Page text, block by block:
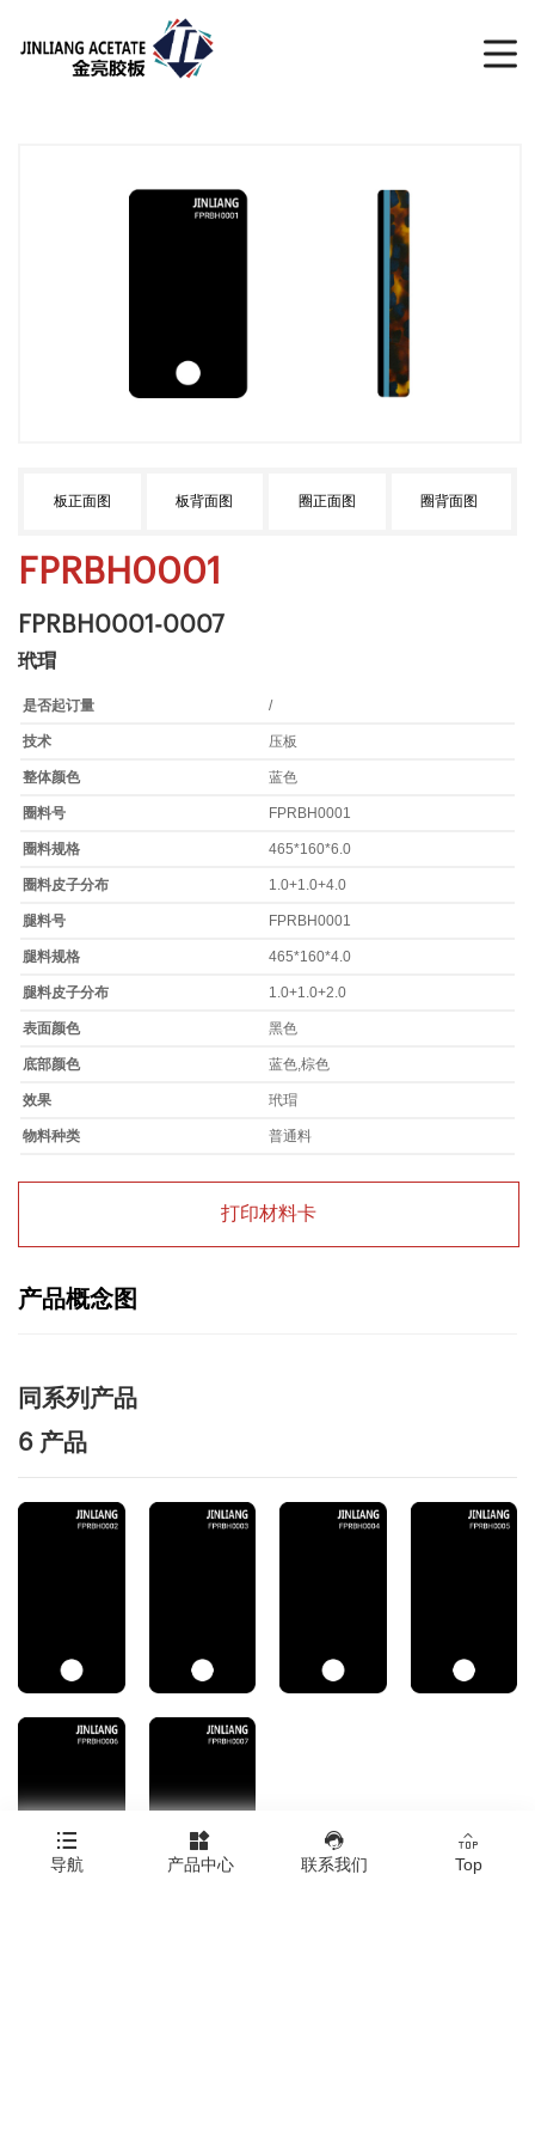
板正面图 板背面图 圈正面图 圈背面图
FPRBH0001
FPRBH0001-0007
玳瑁
是否起订量 /
技术 压板
整体颜色 蓝色
圈料号 FPRBH0001
圈料规格 465*160*6.0
圈料皮子分布 1.0+1.0+4.0
腿料号 FPRBH0001
腿料规格 465*160*4.0
腿料皮子分布 1.0+1.0+2.0
表面颜色 黑色
底部颜色 蓝色,棕色
效果 玳瑁
物料种类 普通料
打印材料卡
产品概念图
同系列产品
6 产品

导航

产品中心

联系我们

Top